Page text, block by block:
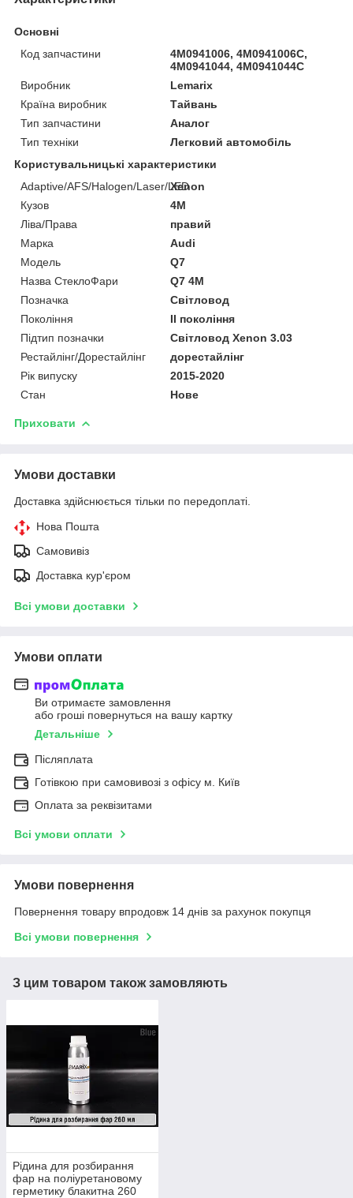
Основні
Код запчастини
4M0941006, 4M0941006C,
4M0941044, 4M0941044C
Виробник
Lemarix
Країна виробник
Тайвань
Тип запчастини
Аналог
Тип техніки
Легковий автомобіль
Користувальницькі характеристики
Adaptive/AFS/Halogen/Laser/LED
Xenon
Кузов
4M
Ліва/Права
правий
Марка
Audi
Мoдель
Q7
Назва СтеклоФари
Q7 4M
Позначка
Світловод
Покоління
II покоління
Підтип позначки
Світловод Xenon 3.03
Рестайлінг/Дорестайлінг
дорестайлінг
Рік випуску
2015-2020
Стан
Нове
Приховати
Умови доставки
Доставка здійснюється тільки по передоплаті.
Нова Пошта
Самовивіз
Доставка кур'єром
Всі умови доставки
Умови оплати
Ви отримаєте замовлення
або гроші повернуться на вашу картку
Детальніше
Післяплата
Готівкою при самовивозі з офісу м. Київ
Оплата за реквізитами
Всі умови оплати
Умови повернення
Повернення товару впродовж 14 днів за рахунок покупця
Всі умови повернення
З цим товаром також замовляють
Рідина для розбирання
фар на поліуретановому
герметику блакитна 260